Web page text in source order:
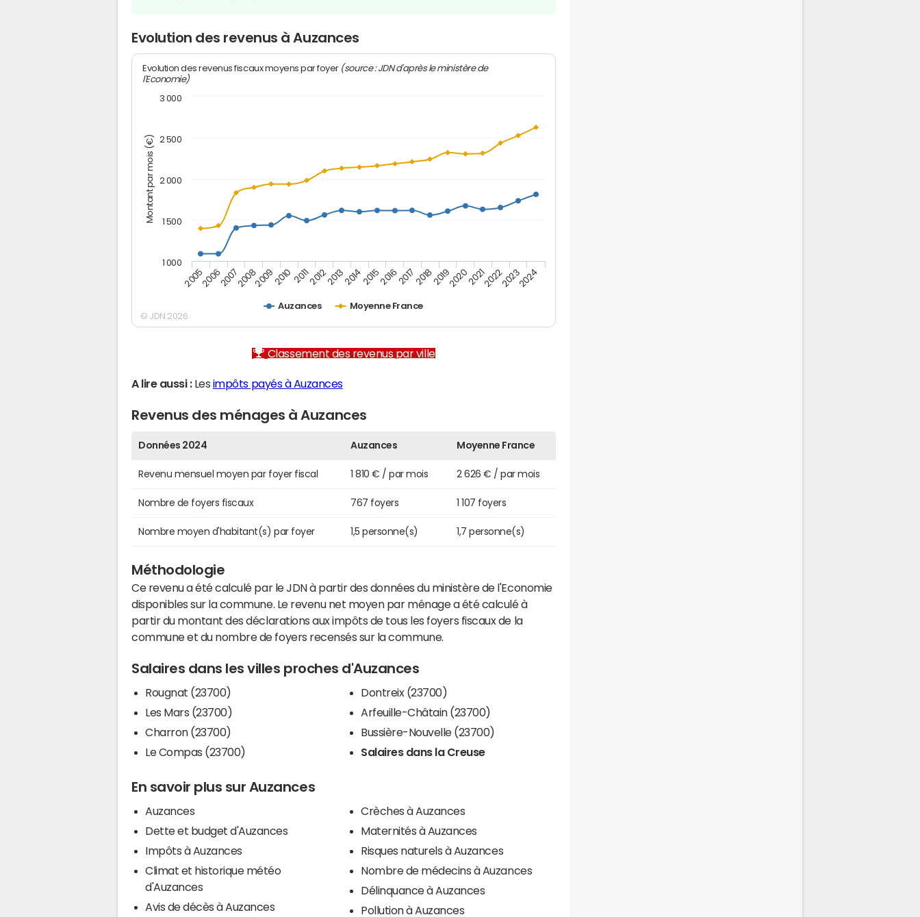
Evolution des revenus à Auzances
Montant par mois (€)
Evolution des revenus fiscaux moyens par foyer (source : JDN d'après le ministère de
l'Economie)
Auzances Moyenne France
200520062007200820092010 20112012201320142015201620172018201920202021202220232024
1 000
1 500
2 000
2 500
3 000
© JDN 2026
Classement des revenus par ville
A lire aussi :Les impôts payés à Auzances
Revenus des ménages à Auzances
Données 2024 Auzances Moyenne France
Revenu mensuel moyen par foyer fiscal 1 810 € / par mois 2 626 € / par mois
Nombre de foyers fiscaux 767 foyers 1 107 foyers
Nombre moyen d'habitant(s) par foyer 1,5 personne(s) 1,7 personne(s)
Méthodologie
Ce revenu a été calculé par le JDN à partir des données du ministère de l'Economie
disponibles sur la commune. Le revenu net moyen par ménage a été calculé à
partir du montant des déclarations aux impôts de tous les foyers fiscaux de la
commune et du nombre de foyers recensés sur la commune.
Salaires dans les villes proches d'Auzances
Rougnat (23700)
Les Mars (23700)
Charron (23700)
Le Compas (23700)
Dontreix (23700)
Arfeuille-Châtain (23700)
Bussière-Nouvelle (23700)
Salaires dans la Creuse
En savoir plus sur Auzances
Auzances
Dette et budget d'Auzances
Impôts à Auzances
Climat et historique météo
d'Auzances
Avis de décès à Auzances
Crèches à Auzances
Maternités à Auzances
Risques naturels à Auzances
Nombre de médecins à Auzances
Délinquance à Auzances
Pollution à Auzances